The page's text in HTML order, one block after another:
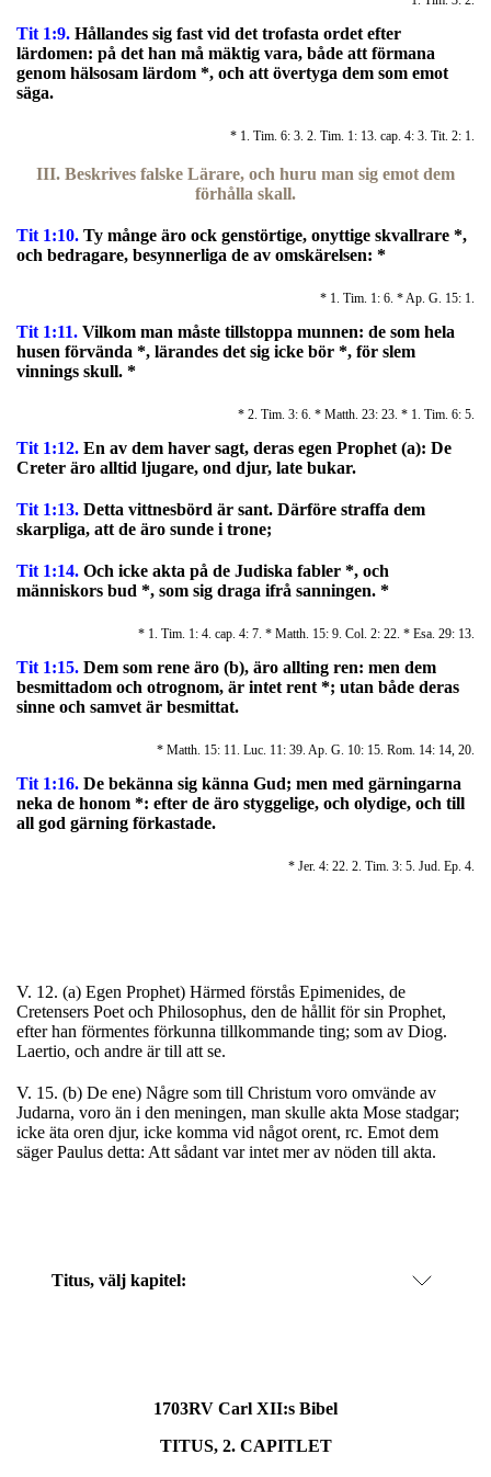
Tit 1:9. Hållandes sig fast vid det trofasta ordet efter
lärdomen: på det han må mäktig vara, både att förmana
genom hälsosam lärdom *, och att övertyga dem som emot
säga.
* 1. Tim. 6: 3. 2. Tim. 1: 13. cap. 4: 3. Tit. 2: 1.
III. Beskrives falske Lärare, och huru man sig emot dem
förhålla skall.
Tit 1:10. Ty månge äro ock genstörtige, onyttige skvallrare *,
och bedragare, besynnerliga de av omskärelsen: *
* 1. Tim. 1: 6. * Ap. G. 15: 1.
Tit 1:11. Vilkom man måste tillstoppa munnen: de som hela
husen förvända *, lärandes det sig icke bör *, för slem
vinnings skull. *
* 2. Tim. 3: 6. * Matth. 23: 23. * 1. Tim. 6: 5.
Tit 1:12. En av dem haver sagt, deras egen Prophet (a): De
Creter äro alltid ljugare, ond djur, late bukar.
Tit 1:13. Detta vittnesbörd är sant. Därföre straffa dem
skarpliga, att de äro sunde i trone;
Tit 1:14. Och icke akta på de Judiska fabler *, och
människors bud *, som sig draga ifrå sanningen. *
* 1. Tim. 1: 4. cap. 4: 7. * Matth. 15: 9. Col. 2: 22. * Esa. 29: 13.
Tit 1:15. Dem som rene äro (b), äro allting ren: men dem
besmittadom och otrognom, är intet rent *; utan både deras
sinne och samvet är besmittat.
* Matth. 15: 11. Luc. 11: 39. Ap. G. 10: 15. Rom. 14: 14, 20.
Tit 1:16. De bekänna sig känna Gud; men med gärningarna
neka de honom *: efter de äro styggelige, och olydige, och till
all god gärning förkastade.
* Jer. 4: 22. 2. Tim. 3: 5. Jud. Ep. 4.
V. 12. (a) Egen Prophet) Härmed förstås Epimenides, de
Cretensers Poet och Philosophus, den de hållit för sin Prophet,
efter han förmentes förkunna tillkommande ting; som av Diog.
Laertio, och andre är till att se.
V. 15. (b) De ene) Någre som till Christum voro omvände av
Judarna, voro än i den meningen, man skulle akta Mose stadgar;
icke äta oren djur, icke komma vid något orent, rc. Emot dem
säger Paulus detta: Att sådant var intet mer av nöden till akta.
Titus, välj kapitel:
1703RV Carl XII:s Bibel
TITUS, 2. CAPITLET